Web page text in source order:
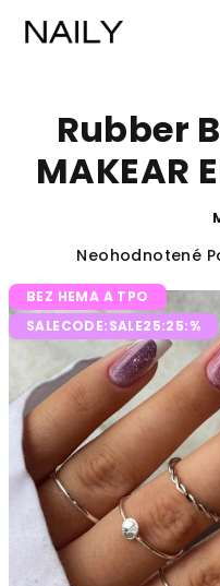
Rubber
MAKEAR
Priemerné
produktu
je
0,0
z
5
hviezdičiek.
Neohodnotené
BEZ HEMA A TPO
SALECODE:SALE25:25:%